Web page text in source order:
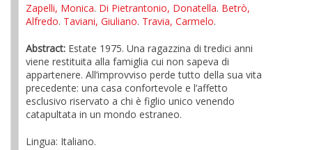
Zapelli, Monica. Di Pietrantonio, Donatella. Betrò,
Alfredo. Taviani, Giuliano. Travia, Carmelo.
Abstract: Estate 1975. Una ragazzina di tredici anni
viene restituita alla famiglia cui non sapeva di
appartenere. All’improvviso perde tutto della sua vita
precedente: una casa confortevole e l’affetto
esclusivo riservato a chi è figlio unico venendo
catapultata in un mondo estraneo.
Lingua: Italiano.